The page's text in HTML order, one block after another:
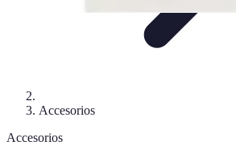
Accesorios
Accesorios